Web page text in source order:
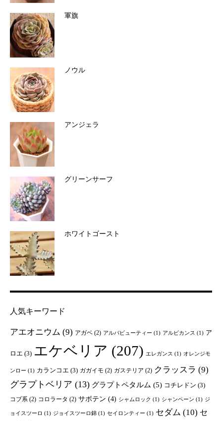
軍旗
ノウル
アンジェラ
グリーンサーフ
ホワイトゴースト
人気キーワード
アエオニウム (9) アガベ (2) アルバビューティー (1) アルビカンス (1) ア
ロエ (3) エケベリア (207) エレガンス (1) オレンジモ
ンロー (1) カランコエ (3) ガガイモ (2) ガステリア (2) クラッスラ (9)
グラプトベリア (13) グラプトペタルム (5) コチレドン (3)
コブ系 (2) コロラータ (2) サボテン (4) シャムロック (1) シャンペーン (1) ジ
ョイスツーロ (1) ジョイスツーロ錦 (1) セイロンティー (1) セダム (10) セ